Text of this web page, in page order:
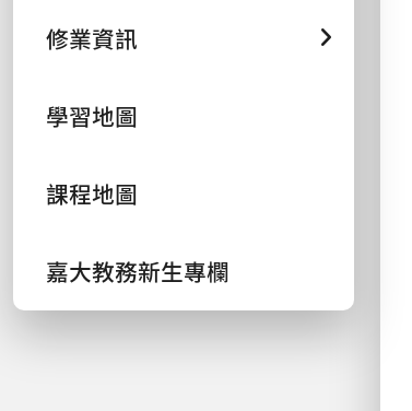
修業資訊
學習地圖
課程地圖
嘉大教務新生專欄